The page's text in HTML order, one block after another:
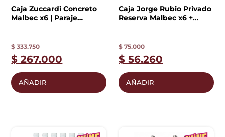
Caja Zuccardi Concreto
Malbec x6 | Paraje
$333.750
$ 267.000
AÑADIR
Caja Jorge Rubio Privado
Reserva Malbec x6 +
$75.000
$ 56.260
AÑADIR